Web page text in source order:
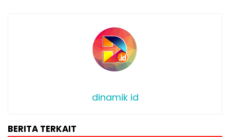
dinamik id
BERITA TERKAIT